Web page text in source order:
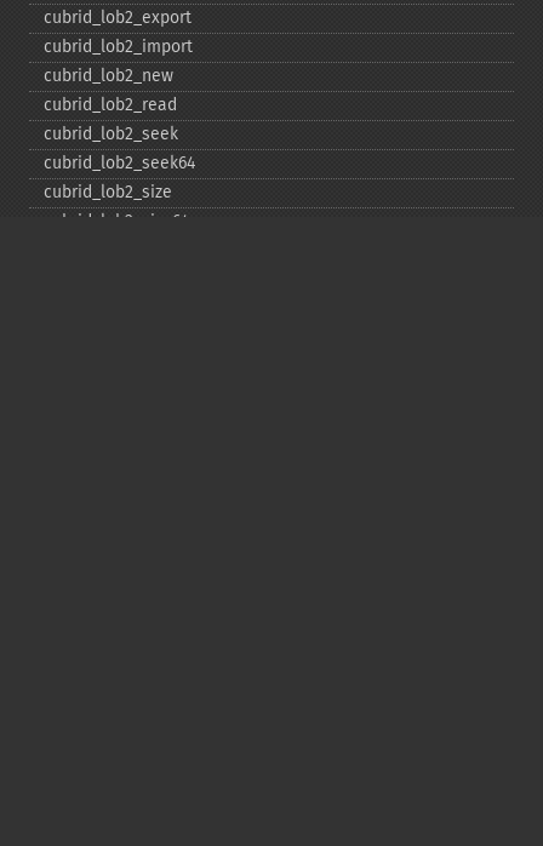
cubrid_​lob2_​export
cubrid_​lob2_​import
cubrid_​lob2_​new
cubrid_​lob2_​read
cubrid_​lob2_​seek
cubrid_​lob2_​seek64
cubrid_​lob2_​size
cubrid_​lob2_​size64